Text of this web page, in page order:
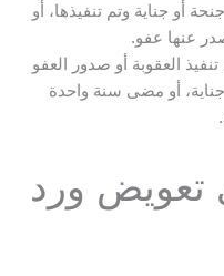
أو جناية وتم تنفيذها، أو
عنها عفو.
العقوبة أو صدور العفو
أو مضى سنة واحدة
تعويض ورد